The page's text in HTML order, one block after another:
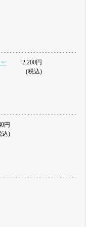
2,200円
(税込)
円
込)